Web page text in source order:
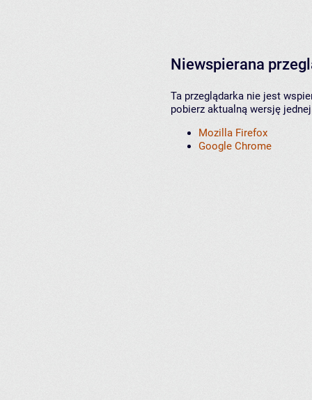
Niewspierana
Ta przeglądarka nie jest
pobierz aktualną wersję
Mozilla Firefox
Google Chrome